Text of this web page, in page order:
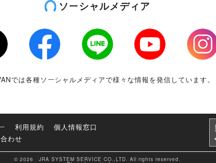
ソーシャルメディア
LINE Youtube
では各種ソーシャルメディアで様々な情報を発信しています。
利用規約
個人情報窓口
わせ
© 2026 JRA SYSTEM SERVICE CO.,LTD. All rights reserved.